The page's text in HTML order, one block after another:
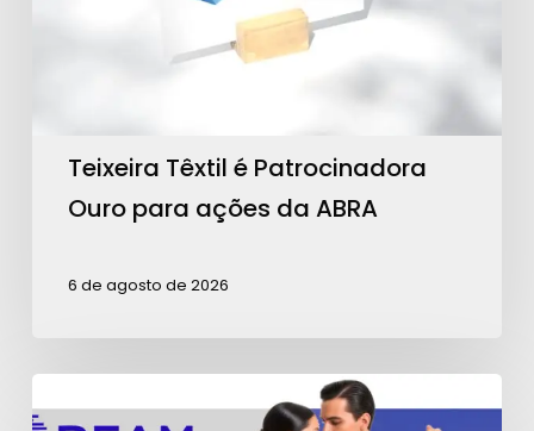
Teixeira Têxtil é Patrocinadora
Ouro para ações da ABRA
6 de agosto de 2026